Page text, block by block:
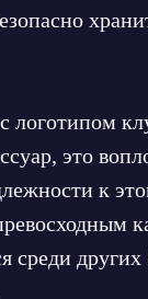
логотипом
это
к
среди